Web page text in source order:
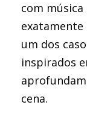
com
exatamente
um dos
inspirados
cena.